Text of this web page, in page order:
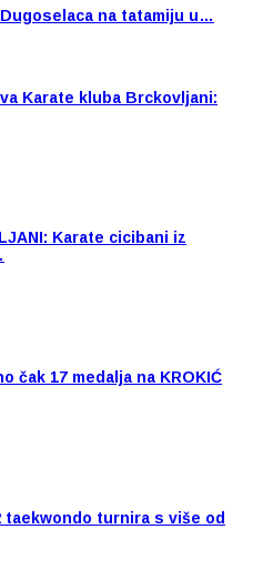
na tatamiju u…
Karate kluba Brckovljani:
Karate cicibani iz
čak 17 medalja na KROKIĆ
taekwondo turnira s više od